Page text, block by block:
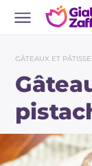
GÂTEAUX ET